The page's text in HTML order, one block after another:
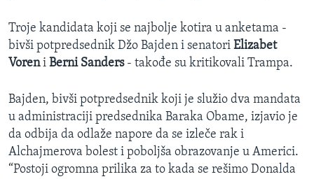
Troje kandidata koji se najbolje kotira u anketama -
bivši potpredsednik Džo Bajden i senatori Elizabet
Voreni Berni Sanders- takođe su kritikovali Trampa.
Bajden, bivši potpredsednik koji je služio dva mandata
u administraciji predsednika Baraka Obame, izjavio je
da odbija da odlaže napore da se izleče rak i
Alchajmerova bolest i poboljša obrazovanje u Americi.
“Postoji ogromna prilika za to kada se rešimo Donalda